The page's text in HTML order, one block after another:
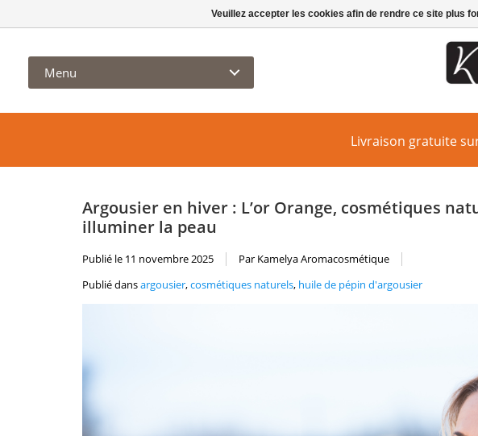
Livraison gratuite
info@kamelya.ca
Menu
Argousier en hiver : L’or Orange, cosmétiques
illuminer la peau
Publié le 11 novembre 2025
Par Kamelya Aromacosmétique
Publié dansargousier,cosmétiques naturels, huile de pépin d'argousier
Veuillez accepter les cookies afin de rendre ce site plus